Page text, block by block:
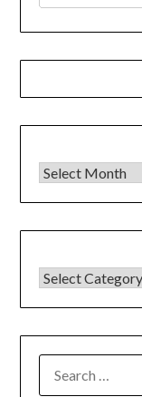
Arsip
KATEGORI
FOR: